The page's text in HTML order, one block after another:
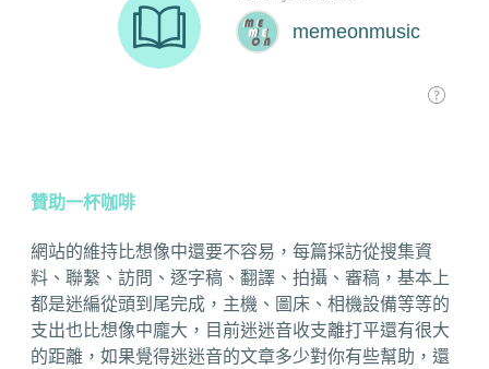
贊助一杯咖啡
網站的維持比想像中還要不容易，每篇採訪從搜集資
料、聯繫、訪問、逐字稿、翻譯、拍攝、審稿，基本上
都是迷編從頭到尾完成，主機、圖床、相機設備等等的
支出也比想像中龐大，目前迷迷音收支離打平還有很大
的距離，如果覺得迷迷音的文章多少對你有些幫助，還